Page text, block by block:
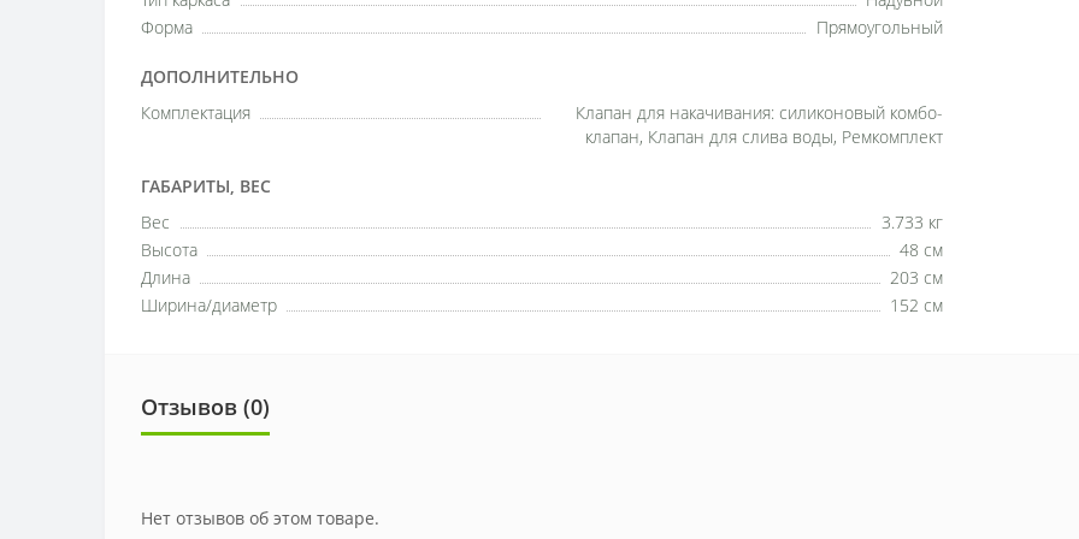
Форма
Прямоугольный
ДОПОЛНИТЕЛЬНО
Комплектация
Клапан для накачивания: силиконовый комбо-
клапан, Клапан для слива воды, Ремкомплект
ГАБАРИТЫ, ВЕС
Вес
3.733 кг
Высота
48 см
Длина
203 см
Ширина/диаметр
152 см
Отзывов (0)
Нет отзывов об этом товаре.